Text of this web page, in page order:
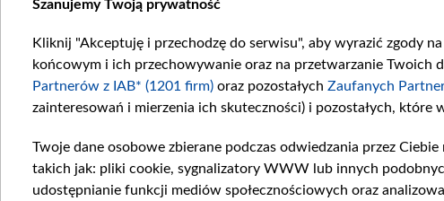
Szanujemy Twoją prywatność
Kliknij "Akceptuję i przechodzę do serwisu", aby wyrazić zgody
końcowym i ich przechowywanie oraz na przetwarzanie Twoich
Partnerów z IAB* (1201 firm) oraz pozostałych Zaufanych
zainteresowań i mierzenia ich skuteczności) i pozostałych, które
Twoje dane osobowe zbierane podczas odwiedzania przez Ciebie
takich jak: pliki cookie, sygnalizatory WWW lub innych
udostępnianie funkcji mediów społecznościowych oraz